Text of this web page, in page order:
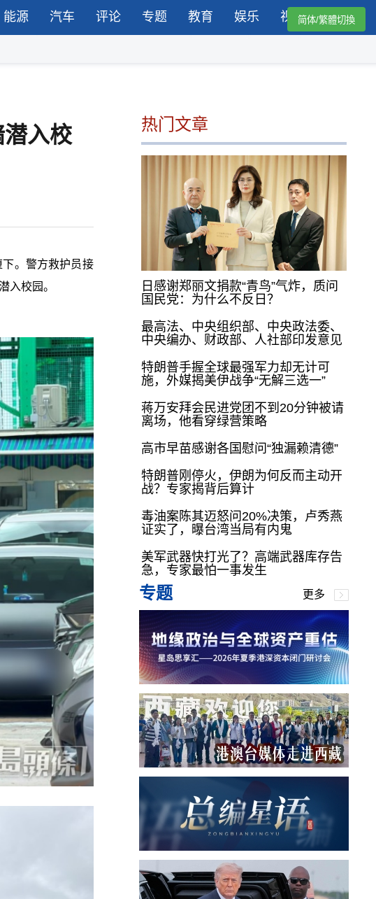
能源 汽车 评论 专题 教育 娱乐 视频简体/繁體切換
入校
。警方救护员接
入校园。
热门文章
日感谢郑丽文捐款“青鸟”气炸，质问
国民党：为什么不反日？
最高法、中央组织部、中央政法委、
中央编办、财政部、人社部印发意见
特朗普手握全球最强军力却无计可
施，外媒揭美伊战争“无解三选一”
蒋万安拜会民进党团不到20分钟被请
离场，他看穿绿营策略
高市早苗感谢各国慰问“独漏赖清德”
特朗普刚停火，伊朗为何反而主动开
战？专家揭背后算计
毒油案陈其迈怒问20%决策，卢秀燕
证实了，曝台湾当局有内鬼
美军武器快打光了？高端武器库存告
急，专家最怕一事发生
专题 更多